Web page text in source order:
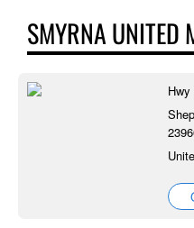
SMYRNA UNITED
Hwy